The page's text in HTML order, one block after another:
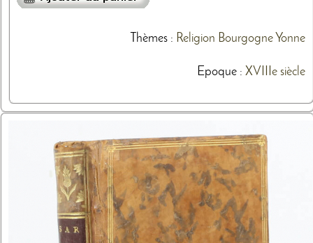
Thèmes: Religion Bourgogne Yonne
Epoque : XVIIIe siècle